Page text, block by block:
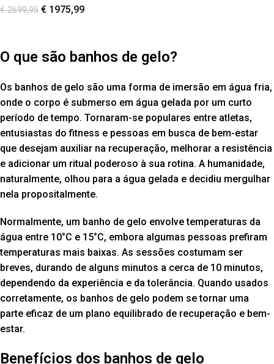
€2699,95 € 1975,99
O que são banhos de gelo?
Os banhos de gelo são uma forma de imersão em água fria,
onde o corpo é submerso em água gelada por um curto
período de tempo. Tornaram-se populares entre atletas,
entusiastas do fitness e pessoas em busca de bem-estar
que desejam auxiliar na recuperação, melhorar a resistência
e adicionar um ritual poderoso à sua rotina. A humanidade,
naturalmente, olhou para a água gelada e decidiu mergulhar
nela propositalmente.
Normalmente, um banho de gelo envolve temperaturas da
água entre 10°C e 15°C, embora algumas pessoas prefiram
temperaturas mais baixas. As sessões costumam ser
breves, durando de alguns minutos a cerca de 10 minutos,
dependendo da experiência e da tolerância. Quando usados
corretamente, os banhos de gelo podem se tornar uma
parte eficaz de um plano equilibrado de recuperação e bem-
estar.
Benefícios dos banhos de gelo